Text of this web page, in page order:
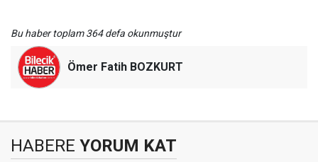
Bu haber toplam 364 defa okunmuştur
Ömer Fatih BOZKURT
HABERE YORUM KAT